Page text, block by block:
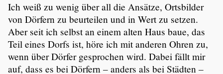
Ich weiß zu wenig über all die Ansätze, Ortsbilder
von Dörfern zu beurteilen und in Wert zu setzen.
Aber seit ich selbst an einem alten Haus baue, das
Teil eines Dorfs ist, höre ich mit anderen Ohren zu,
wenn über Dörfer gespro­chen wird. Dabei fällt mir
auf, dass es bei Dörfern – anders als bei Städten –